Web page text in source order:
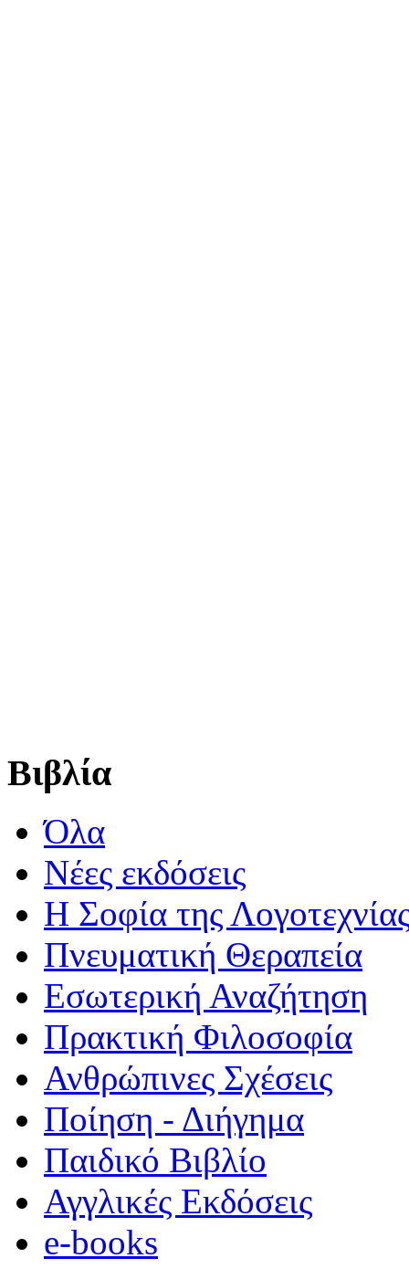
Βιβλία
Όλα
Νέες εκδόσεις
Η Σοφία της
Πνευματική Θεραπεία
Εσωτερική Αναζήτηση
Πρακτική Φιλοσοφία
Ανθρώπινες Σχέσεις
Ποίηση - Διήγημα
Παιδικό Βιβλίο
Αγγλικές Εκδόσεις
e-books